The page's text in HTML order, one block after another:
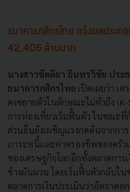
ธนาคารกสิกรไทย แจ้งผลประก
42,405 ล้านบาท
นางสาวขัตติยา อินทรวิชัย ประ
ธนาคารกสิกรไทย เปิดเผยว่า เ
คงขยายตัวในลักษณะไม่ทั่วถึง (K-
การท่องเที่ยวเริ่มฟื้นตัว ในขณะที่
ส่วนอื่นยังเผชิญแรงกดดันจากก
ภาระหนี้และค่าครองชีพของครัว
ของเศรษฐกิจโลกอีกทั้งตลาดการ
ข้างผันผวน โดยเริ่มฟื้นตัวกลับใ
ตลาดการเงินประเมินว่าอัตราดอ